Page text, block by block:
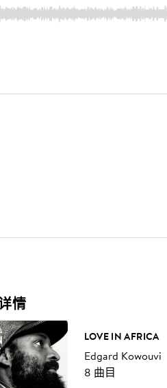
情
LOVE IN AFRICA
Edgard Kowouvi
8 曲目